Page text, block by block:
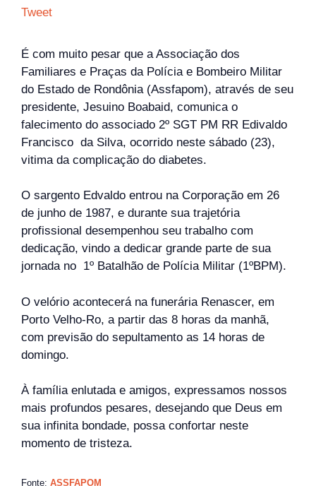
Tweet
É com muito pesar que a Associação dos
Familiares e Praças da Polícia e Bombeiro Militar
do Estado de Rondônia (Assfapom), através de seu
presidente, Jesuino Boabaid, comunica o
falecimento do associado 2º SGT PM RR Edivaldo
Francisco da Silva, ocorrido neste sábado (23),
vitima da complicação do diabetes.
O sargento Edvaldo entrou na Corporação em 26
de junho de 1987, e durante sua trajetória
profissional desempenhou seu trabalho com
dedicação, vindo a dedicar grande parte de sua
jornada no 1º Batalhão de Polícia Militar (1ºBPM).
O velório acontecerá na funerária Renascer, em
Porto Velho-Ro, a partir das 8 horas da manhã,
com previsão do sepultamento as 14 horas de
domingo.
À família enlutada e amigos, expressamos nossos
mais profundos pesares, desejando que Deus em
sua infinita bondade, possa confortar neste
momento de tristeza.
Fonte: ASSFAPOM